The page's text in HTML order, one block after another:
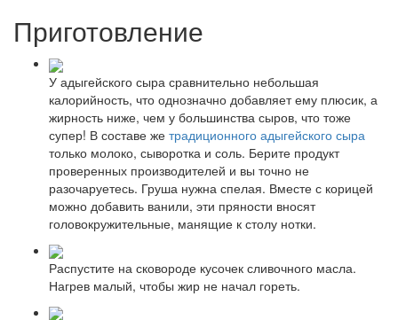
Приготовление
У адыгейского сыра сравнительно небольшая
калорийность, что однозначно добавляет ему плюсик, а
жирность ниже, чем у большинства сыров, что тоже
супер! В составе же традиционного адыгейского сыра
только молоко, сыворотка и соль. Берите продукт
проверенных производителей и вы точно не
разочаруетесь. Груша нужна спелая. Вместе с корицей
можно добавить ванили, эти пряности вносят
головокружительные, манящие к столу нотки.
Распустите на сковороде кусочек сливочного масла.
Нагрев малый, чтобы жир не начал гореть.